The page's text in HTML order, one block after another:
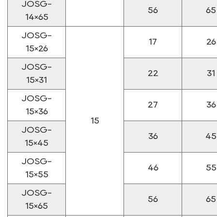
JOSG-
14×65
56 65
JOSG-
15×26
15
17 26
JOSG-
15×31
22 31
JOSG-
15×36
27 36
JOSG-
15×45
36 45
JOSG-
15×55
46 55
JOSG-
15×65
56 65